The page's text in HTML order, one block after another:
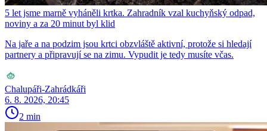
5 let jsme marně vyháněli krtka. Zahradník vzal kuchyňský odpad,
noviny a za 20 minut byl klid
Na jaře a na podzim jsou krtci obzvláště aktivní, protože si hledají
partnery a připravují se na zimu. Vypudit je tedy musíte včas.
Chalupáři-Zahrádkáři
6. 8. 2026, 20:45
2 min